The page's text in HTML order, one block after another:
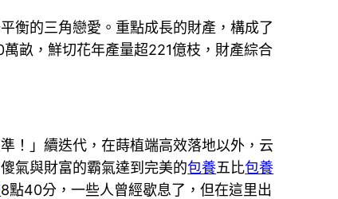
衡的三角戀愛。重點成長的財產，構成了
畝，鮮切花年產量超221億枝，財產綜合
！」續迭代，在蒔植端高效落地以外，云
氣與財富的霸氣達到完美的包養五比包養
8點40分，一些人曾經歇息了，但在這里出